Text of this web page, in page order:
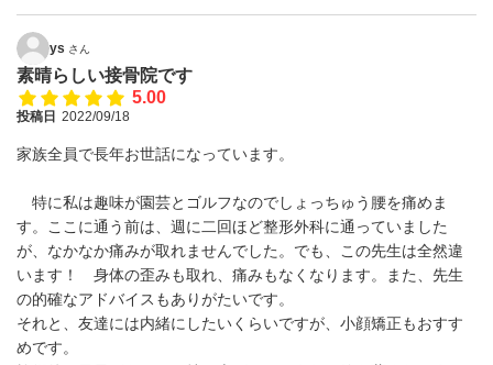
ys さん
素晴らしい接骨院です
5.00
投稿日 2022/09/18
家族全員で長年お世話になっています。
特に私は趣味が園芸とゴルフなのでしょっちゅう腰を痛めま
す。ここに通う前は、週に二回ほど整形外科に通っていました
が、なかなか痛みが取れませんでした。でも、この先生は全然違
います！ 身体の歪みも取れ、痛みもなくなります。また、先生
の的確なアドバイスもありがたいです。
それと、友達には内緒にしたいくらいですが、小顔矯正もおすす
めです。